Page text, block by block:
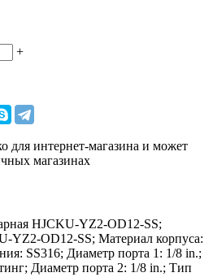
+
для интернет-магазина и может
магазинах
HJCKU-YZ2-OD12-SS;
YZ2-OD12-SS; Материал корпуса:
SS316; Диаметр порта 1: 1/8 in.;
Диаметр порта 2: 1/8 in.; Тип